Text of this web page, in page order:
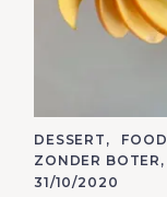
C
A
T
E
DESSERT FOOD
ZONDER BOTER
31/10/2020